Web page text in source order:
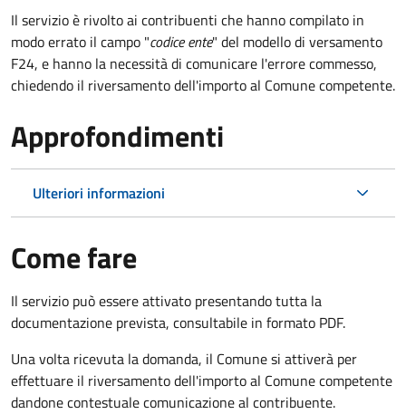
Il servizio è rivolto ai contribuenti che hanno compilato in
modo errato il campo "codice ente" del modello di versamento
F24, e hanno la necessità di comunicare l'errore commesso,
chiedendo il riversamento dell'importo al Comune competente.
Approfondimenti
Ulteriori informazioni
Come fare
Il servizio può essere attivato presentando tutta la
documentazione prevista, consultabile in formato PDF.
Una volta ricevuta la domanda, il Comune si attiverà per
effettuare il riversamento dell'importo al Comune competente
dandone contestuale comunicazione al contribuente.